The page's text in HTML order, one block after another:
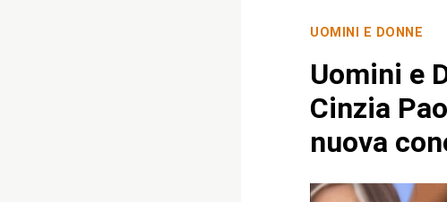
UOMINI E DONNE
Uomini e
Cinzia
nuova